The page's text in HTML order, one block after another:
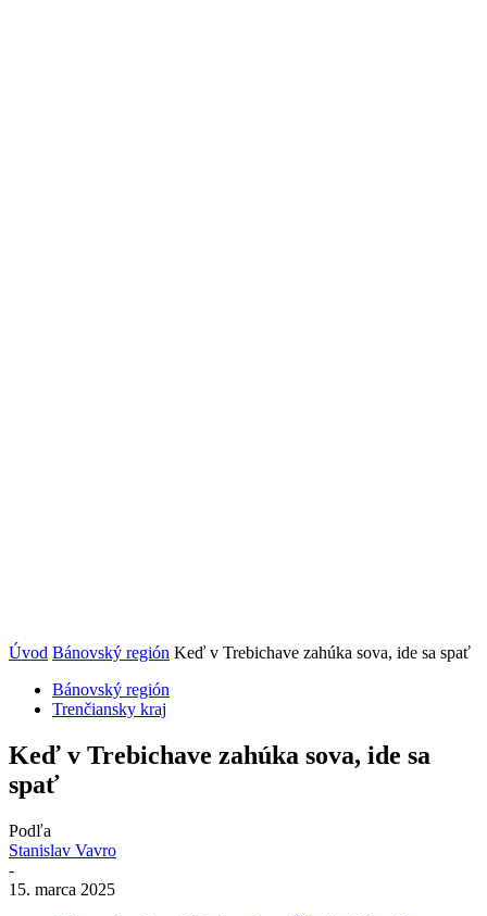
Úvod Bánovský región Keď v Trebichave zahúka sova, ide sa spať
Bánovský región
Trenčiansky kraj
Keď v Trebichave zahúka sova, ide sa
spať
Podľa
Stanislav Vavro
-
15. marca 2025